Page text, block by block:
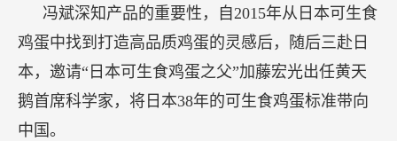
冯斌深知产品的重要性，自2015年从日本可生食
鸡蛋中找到打造高品质鸡蛋的灵感后，随后三赴日
本，邀请“日本可生食鸡蛋之父”加藤宏光出任黄天
鹅首席科学家，将日本38年的可生食鸡蛋标准带向
中国。